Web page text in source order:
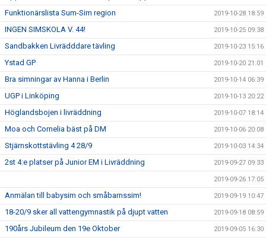
Funktionärslista Sum-Sim region 2019-10-28 18:59
INGEN SIMSKOLA V. 44! 2019-10-25 09:38
Sandbakken Livrädddare tävling 2019-10-23 15:16
Ystad GP 2019-10-20 21:01
Bra simningar av Hanna i Berlin 2019-10-14 06:39
UGP i Linköping 2019-10-13 20:22
Höglandsbojen i livräddning 2019-10-07 18:14
Moa och Cornelia bäst på DM 2019-10-06 20:08
Stjärnskottstävling 4 28/9 2019-10-03 14:34
2st 4:e platser på Junior EM i Livräddning 2019-09-27 09:33
2019-09-26 17:05
Anmälan till babysim och småbarnssim! 2019-09-19 10:47
18-20/9 sker all vattengymnastik på djupt vatten 2019-09-18 08:59
190års Jubileum den 19e Oktober 2019-09-05 16:30